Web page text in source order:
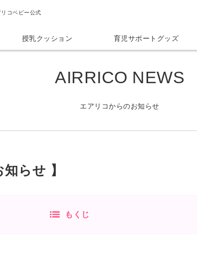
コベビー公式
授乳クッション 育児サポートグッズ
AIRRICO NEWS
エアリコからのお知らせ
らせ 】
もくじ